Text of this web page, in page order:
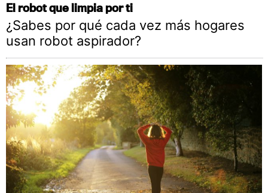
El robot que limpia por ti
¿Sabes por qué cada vez más hogares
usan robot aspirador?